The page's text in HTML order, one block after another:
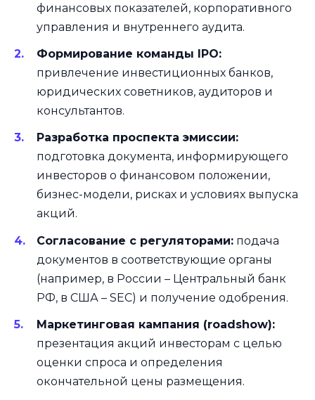
финансовых показателей, корпоративного
управления и внутреннего аудита.
Формирование команды IPO:
привлечение инвестиционных банков,
юридических советников, аудиторов и
консультантов.
Разработка проспекта эмиссии:
подготовка документа, информирующего
инвесторов о финансовом положении,
бизнес-модели, рисках и условиях выпуска
акций.
Согласование с регуляторами: подача
документов в соответствующие органы
(например, в России – Центральный банк
РФ, в США – SEC) и получение одобрения.
Маркетинговая кампания (roadshow):
презентация акций инвесторам с целью
оценки спроса и определения
окончательной цены размещения.